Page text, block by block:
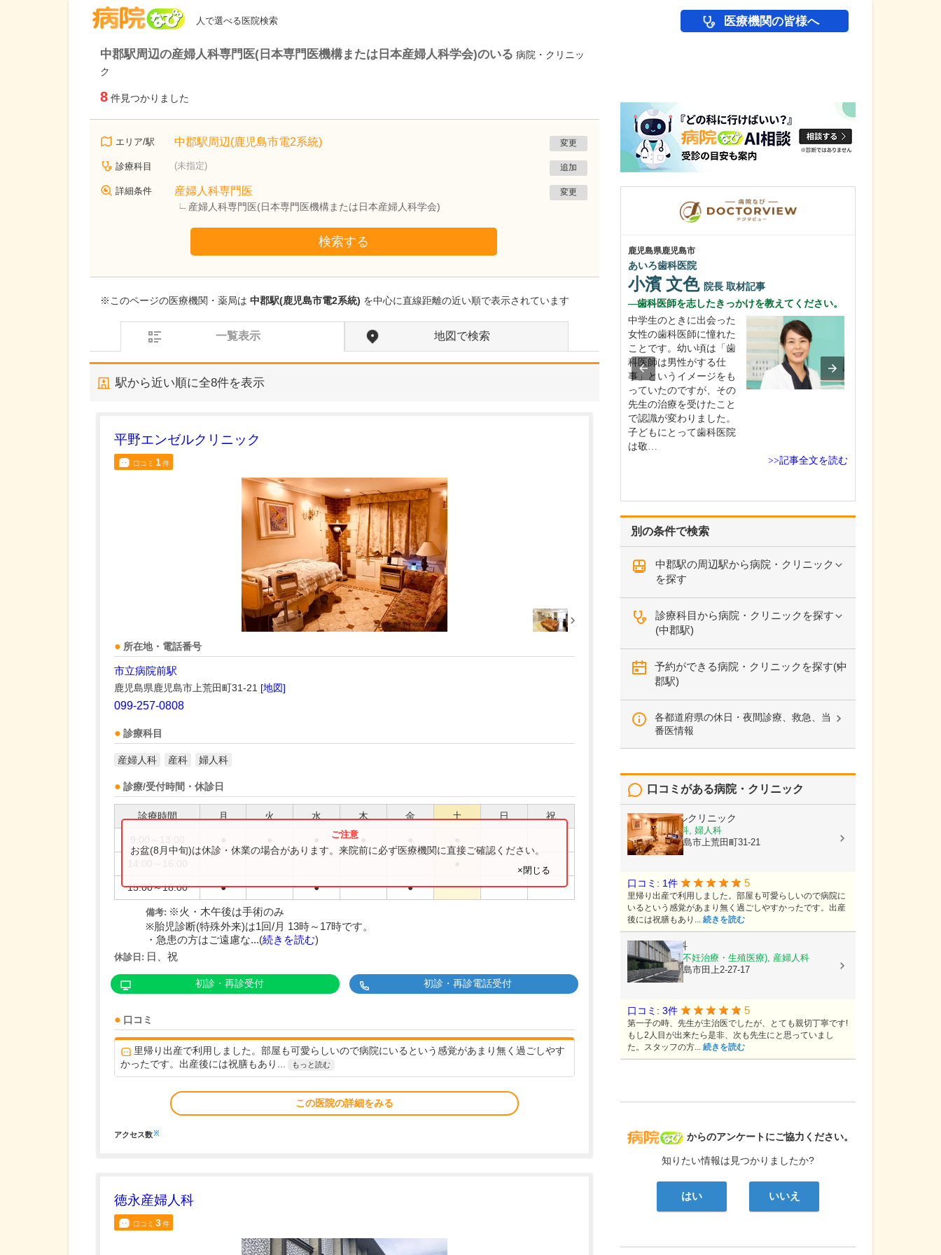
人で選べる医院検索 医療機関の皆様へ
中郡駅周辺の産婦人科専門医(日本専門医機構または日本産婦人科学会)のいる 病院・クリニッ
ク
8 件見つかりました
エリア/駅 中郡駅周辺(鹿児島市電2系統) 変更
診療科目 (未指定) 追加
詳細条件 産婦人科専門医
産婦人科専門医(日本専門医機構または日本産婦人科学会)
変更
検索する
※このページの医療機関・薬局は 中郡駅(鹿児島市電2系統) を中心に直線距離の近い順で表示されています
一覧表示 地図で検索
駅から近い順に全8件を表示
平野エンゼルクリニック
口コミ 1件
所在地・電話番号
市立病院前駅
鹿児島県鹿児島市上荒田町31-21 [地図]
099-257-0808
診療科目
産婦人科 産科 婦人科
診療/受付時間・休診日
診療時間 月 火 水 木 金 土 日 祝
15:00～18:00 ● ● ●
お盆(8月中旬)は休診・休業の場合があります。来院前に必ず医療機関に直接ご確認ください。
×閉じる
備考: ※火・木午後は手術のみ
※胎児診断(特殊外来)は1回/月 13時～17時です。
・急患の方はご遠慮な...(続きを読む)
休診日: 日、祝
初診・再診受付 初診・再診電話受付
口コミ
里帰り出産で利用しました。部屋も可愛らしいので病院にいるという感覚があまり無く過ごしやす
かったです。出産後には祝膳もあり...
もっと読む
この医院の詳細をみる
アクセス数※
徳永産婦人科
口コミ 3件
別の条件で検索
中郡駅の周辺駅から病院・クリニック
を探す
診療科目から病院・クリニックを探す
(中郡駅)
予約ができる病院・クリニックを探す(中
郡駅)
各都道府県の休日・夜間診療、救急、当
番医情報
病院なび
からのアンケートにご協力ください。
知りたい情報は見つかりましたか?
はい いいえ
口コミがある病院・クリニック
平野エンゼルクリニック
産婦人科, 産科, 婦人科
鹿児島県鹿児島市上荒田町31-21
口コミ: 1件 5
里帰り出産で利用しました。部屋も可愛らしいので病院に
いるという感覚があまり無く過ごしやすかったです。出産
後には祝膳もあり... 続きを読む
徳永産婦人科
産科, 婦人科(不妊治療・生殖医療), 産婦人科
鹿児島県鹿児島市田上2-27-17
口コミ: 3件 5
第一子の時、先生が主治医でしたが、とても親切丁寧です!
もし2人目が出来たら是非、次も先生にと思っていまし
た。スタッフの方... 続きを読む
外来診療について、年齢や性別を問わず幅広く
ありますか?
りつけ医として、どのよ
鹿児島県鹿児島市
あいろ歯科医院
小濱 文色 院長 取材記事
歯科医師を志したきっかけを教えてください。
中学生のときに出会った
女性の歯科医師に憧れた
ことです。幼い頃は「歯
科医師は男性がする仕
事」というイメージをも
っていたのですが、その
先生の治療を受けたこと
で認識が変わりました。
子どもにとって歯科医院
は敬…
>>記事全文を読む